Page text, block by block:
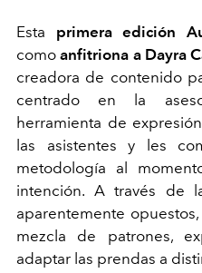
Esta primera edición
comoanfitriona a Dayra
creadora de contenido
centrado en la
herramienta de
las asistentes y les
metodología al
intención. A través de
aparentemente
mezcla de patrones,
adaptar las prendas a